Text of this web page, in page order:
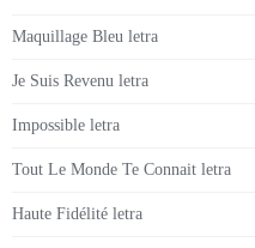
Maquillage Bleu letra
Je Suis Revenu letra
Impossible letra
Tout Le Monde Te Connait letra
Haute Fidélité letra